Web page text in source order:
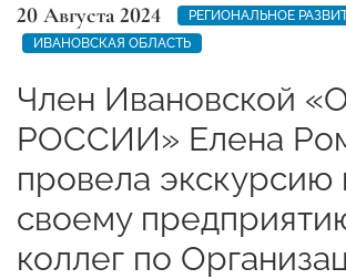
20 Августа 2024
РЕГИОНАЛЬНОЕ
ИВАНОВСКАЯ ОБЛАСТЬ
Член Ивановской
РОССИИ» Елена
провела экскурсию
своему
коллег по